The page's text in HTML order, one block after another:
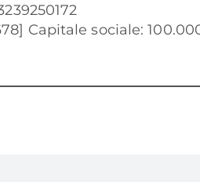
Capitale sociale: